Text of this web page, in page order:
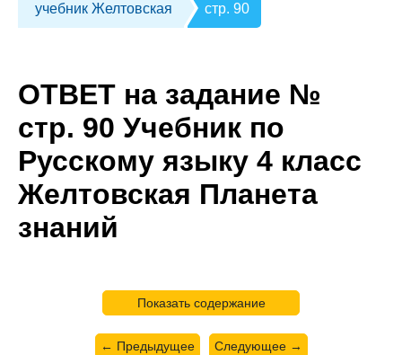
учебник Желтовская стр. 90
ОТВЕТ на задание №
стр. 90 Учебник по
Русскому языку 4 класс
Желтовская Планета
знаний
Показать содержание
← Предыдущее Следующее →